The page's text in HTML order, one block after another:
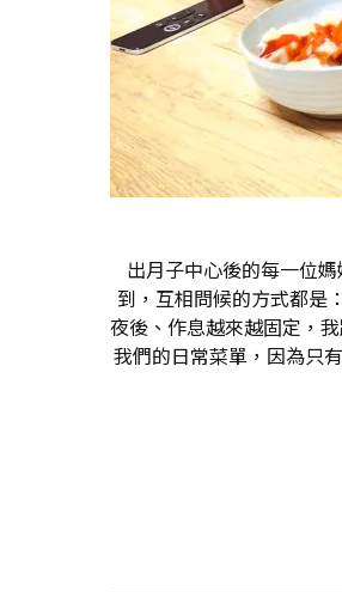
出月子中心後的每一位
到，互相問候的方式都是
夜後、作息越來越固定，
我們的日常菜單，因為只